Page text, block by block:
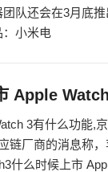
队还会在3月底
：小米电
Apple
3有什么功能,
链厂商的消息称
什么时候上市 App